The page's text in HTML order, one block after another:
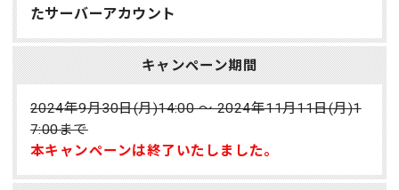
たサーバーアカウント
キャンペーン期間
2024年9月30日(月)14:00 ～ 2024年11月11日(月)1
7:00まで
本キャンペーンは終了いたしました。